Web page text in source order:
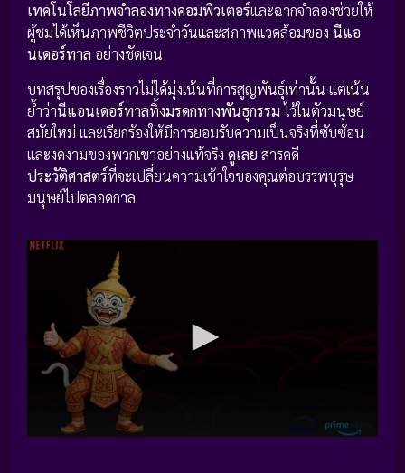
เทคโนโลยีภาพจำลองทางคอมพิวเตอร์และฉากจำลองช่วยให้
ผู้ชมได้เห็นภาพชีวิตประจำวันและสภาพแวดล้อมของ นีแอ
นเดอร์ทาล อย่างชัดเจน
บทสรุปของเรื่องราวไม่ได้มุ่งเน้นที่การสูญพันธุ์เท่านั้น แต่เน้น
ย้ำว่านีแอนเดอร์ทาลทิ้งมรดกทางพันธุกรรมไว้ในตัวมนุษย์
สมัยใหม่ และเรียกร้องให้มีการยอมรับความเป็นจริงที่ซับซ้อน
และงดงามของพวกเขาอย่างแท้จริง ดูเลย สารคดี
ประวัติศาสตร์ที่จะเปลี่ยนความเข้าใจของคุณต่อบรรพบุรุษ
มนุษย์ไปตลอดกาล